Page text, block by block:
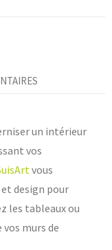
un intérieur
vos
vous
design pour
les tableaux ou
murs de